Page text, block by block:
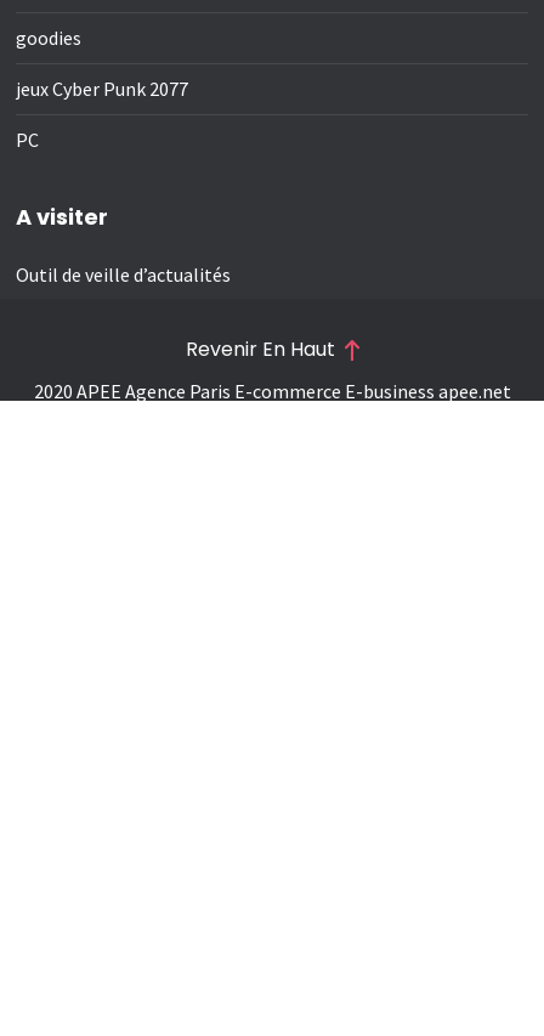
goodies
jeux Cyber Punk 2077
PC
A visiter
Outil de veille d’actualités
2020 APEE Agence Paris E-commerce E-business apee.net
Revenir En Haut